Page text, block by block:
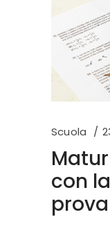
Scuola
con
prova